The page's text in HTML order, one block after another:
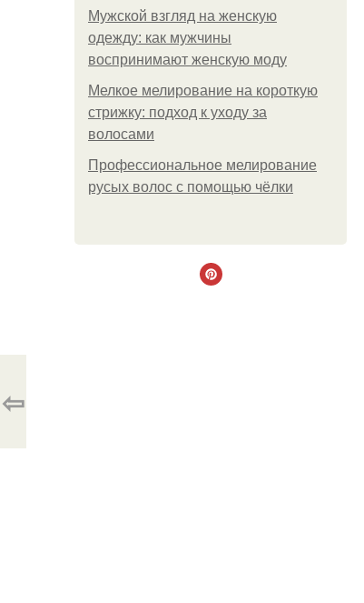
Мужской взгляд на женскую
одежду: как мужчины
воспринимают женскую моду
Мелкое мелирование на короткую
стрижку: подход к уходу за
волосами
Профессиональное мелирование
русых волос с помощью чёлки
⇦